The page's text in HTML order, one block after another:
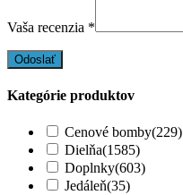
Vaša recenzia *
Kategórie produktov
Cenové bomby(229)
Dielňa(1585)
Doplnky(603)
Jedáleň(35)